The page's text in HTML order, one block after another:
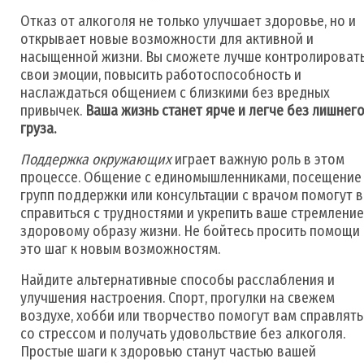
Отказ от алкоголя не только улучшает здоровье, но и
открывает новые возможности для активной и
насыщенной жизни. Вы сможете лучше
свои эмоции, повысить работоспособность и
наслаждаться общением с близкими без вредных
привычек. Ваша жизнь станет ярче и легче без лишнего
груза.
Поддержка окружающихиграет важную роль в этом
процессе. Общение с единомышленниками, посещение
групп поддержки или консультации с врачом помогут
справиться с трудностями и укрепить ваше
здоровому образу жизни. Не бойтесь просить
это шаг к новым возможностям.
Найдите альтернативные способы расслабления и
улучшения настроения. Спорт, прогулки на свежем
воздухе, хобби или творчество помогут вам
со стрессом и получать удовольствие без алкоголя.
Простые шаги к здоровью станут частью вашей